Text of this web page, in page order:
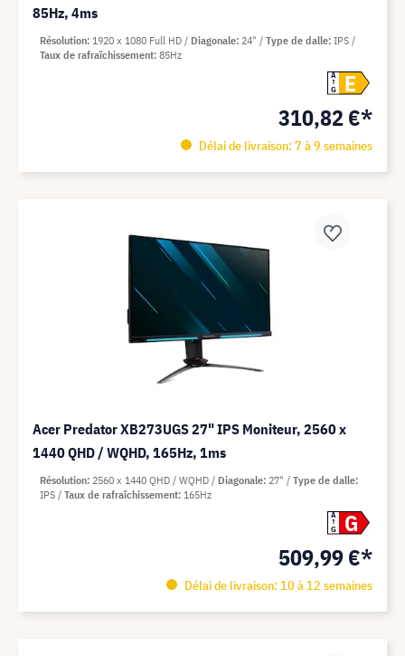
85Hz, 4ms
A
G
E
310,82 €*
Délai de livraison: 7 à 9 semaines
Résolution 1920 x 1080 Full HD Diagonale 24" Type de dalle IPS
Taux de rafraîchissement 85Hz
Acer Predator XB273UGS 27" IPS Moniteur, 2560 x
1440 QHD / WQHD, 165Hz, 1ms
A
G
G
509,99 €*
Délai de livraison: 10 à 12 semaines
Résolution 2560 x 1440 QHD / WQHD Diagonale 27"
Type de dalle
IPS
Taux de rafraîchissement 165Hz